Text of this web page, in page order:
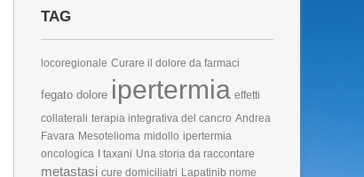
TAG
locoregionale Curare il dolore da farmaci
fegato dolore ipertermia effetti
collaterali terapia integrativa del cancro Andrea
Favara Mesotelioma midollo ipertermia
oncologica
I taxani Una storia da raccontare
metastasi cure domiciliatri Lapatinib nome